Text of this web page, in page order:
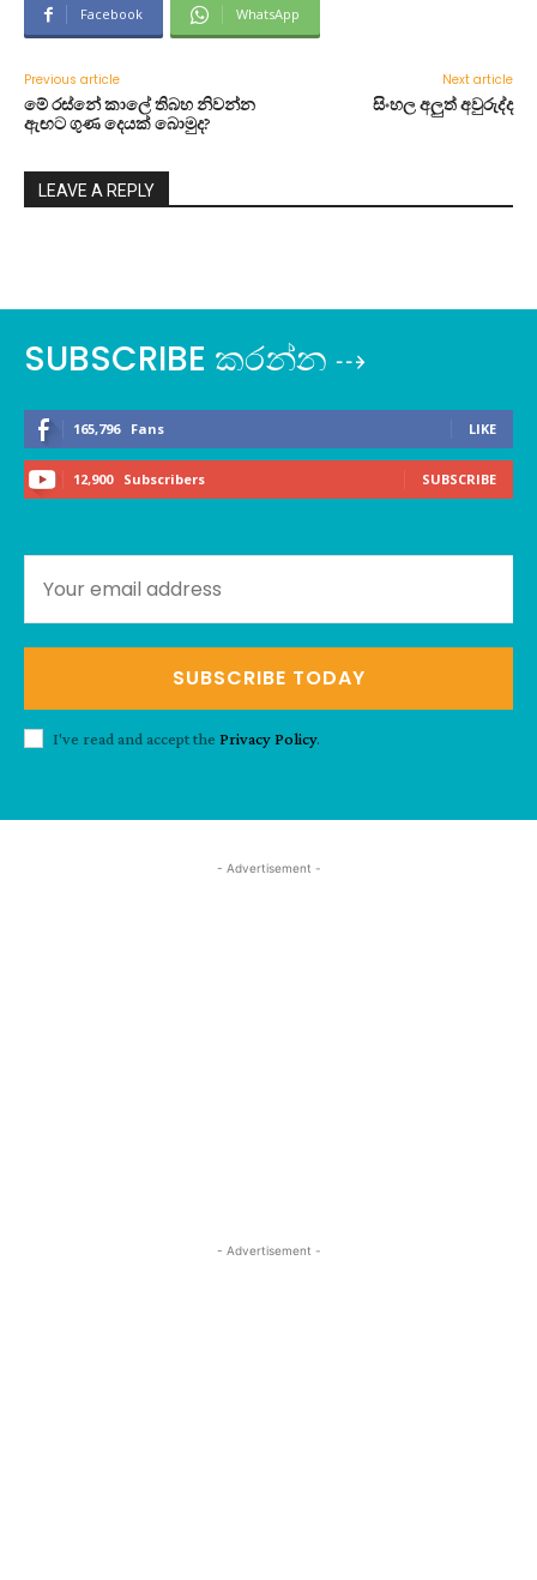
Facebook WhatsApp
Previous article
මේ රස්නේ කාලේ තිබහ නිවන්න
ඇඟට ගුණ දෙයක් බොමුද?
Next article
සිංහල අලුත් අවුරුද්ද
LEAVE A REPLY
SUBSCRIBE කරන්න ⇢
165,796 Fans LIKE
12,900 Subscribers SUBSCRIBE
SUBSCRIBE TODAY
I've read and accept the Privacy Policy.
- Advertisement -
- Advertisement -